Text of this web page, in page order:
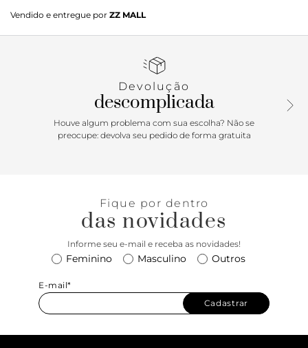
tem fivela metálica com formato geométrico e vazado.
Parte interna em material com monograma Arezzo. Para
Vendido e entregue por ZZ MALL
Devolução
descomplicada
Houve algum problema com sua escolha? Não se
preocupe: devolva seu pedido de forma gratuita
Fique por dentro
das novidades
Informe seu e-mail e receba as novidades!
Feminino Masculino Outros
E-mail*
Cadastrar